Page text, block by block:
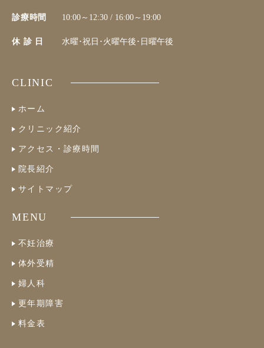
診療時間 10:00～12:30 / 16:00～19:00
休 診 日 水曜･祝日･火曜午後･日曜午後
CLINIC
ホーム
クリニック紹介
アクセス・診療時間
院長紹介
サイトマップ
MENU
不妊治療
体外受精
婦人科
更年期障害
料金表